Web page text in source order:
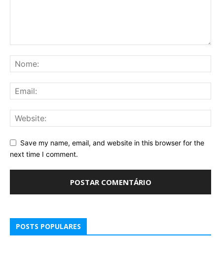
Save my name, email, and website in this browser for the
next time I comment.
POSTS POPULARES